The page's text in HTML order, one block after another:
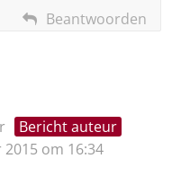
Beantwoorden
Bericht auteur
om 16:34